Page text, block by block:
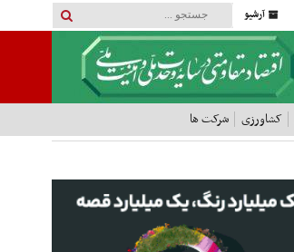
آرشیو
کشاورزی شرکت ها